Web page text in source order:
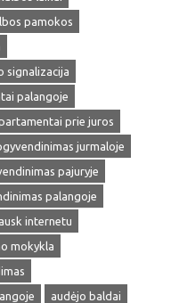
pamokos
signalizacija
palangoje
prie juros
jurmaloje
pajuryje
palangoje
internetu
mokykla
audėjo baldai